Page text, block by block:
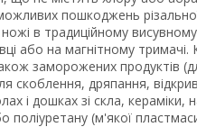
пошкоджень
в традиційному
або на магнітному тримачі.
заморожених продуктів
скоблення, дряпання,
і дошках зі скла,
(м'якої